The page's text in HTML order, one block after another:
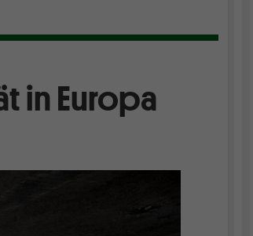
in Europa